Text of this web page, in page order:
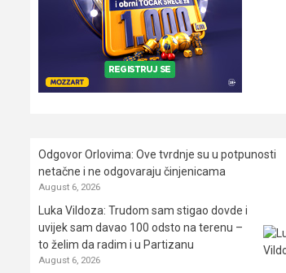
Odgovor Orlovima: ​Ove tvrdnje su u potpunosti
netačne i ne odgovaraju činjenicama
August 6, 2026
Luka Vildoza: Trudom sam stigao dovde i
uvijek sam davao 100 odsto na terenu –
to želim da radim i u Partizanu
August 6, 2026